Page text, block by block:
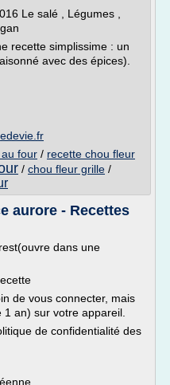
Le salé , Légumes ,
recette simplissime : un
avec des épices).
four / recette chou fleur
/ chou fleur grille /
aurore - Recettes
dans une
de vous connecter, mais
an) sur votre appareil.
de confidentialité des